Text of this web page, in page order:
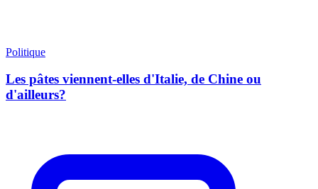
Politique
Les pâtes viennent-elles d'Italie, de Chine ou
d'ailleurs?